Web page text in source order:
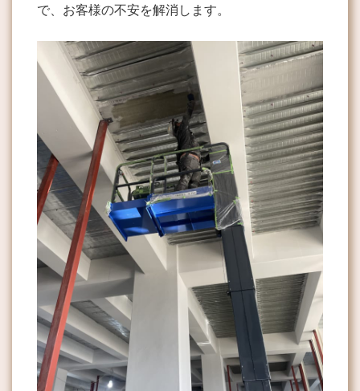
で、お客様の不安を解消します。